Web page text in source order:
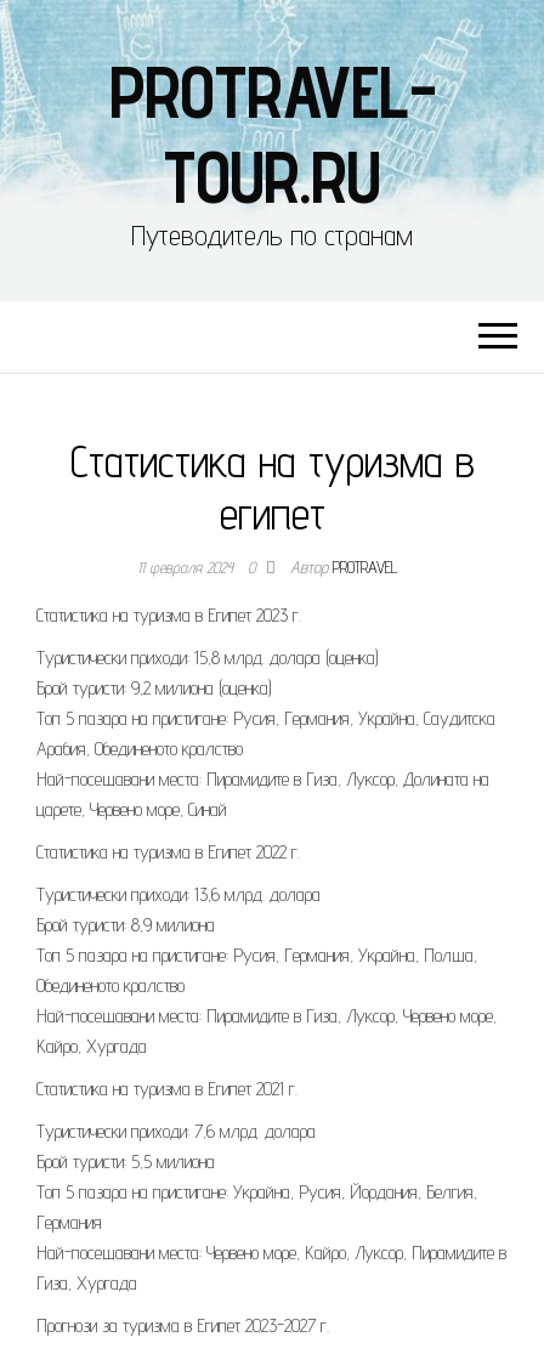
PROTRAVEL-
TOUR.RU
Путеводитель по странам
Статистика на туризма в
египет
11 февраля 2024 0 АвторPROTRAVEL
Статистика на туризма в Египет 2023 г.
Туристически приходи: 15,8 млрд. долара (оценка)
Брой туристи: 9,2 милиона (оценка)
Топ 5 пазара на пристигане: Русия, Германия, Украйна, Саудитска
Арабия, Обединеното кралство
Най-посещавани места: Пирамидите в Гиза, Луксор, Долината на
царете, Червено море, Синай
Статистика на туризма в Египет 2022 г.
Туристически приходи: 13,6 млрд. долара
Брой туристи: 8,9 милиона
Топ 5 пазара на пристигане: Русия, Германия, Украйна, Полша,
Обединеното кралство
Най-посещавани места: Пирамидите в Гиза, Луксор, Червено море,
Кайро, Хургада
Статистика на туризма в Египет 2021 г.
Туристически приходи: 7,6 млрд. долара
Брой туристи: 5,5 милиона
Топ 5 пазара на пристигане: Украйна, Русия, Йордания, Белгия,
Германия
Най-посещавани места: Червено море, Кайро, Луксор, Пирамидите в
Гиза, Хургада
Прогнози за туризма в Египет 2023-2027 г.